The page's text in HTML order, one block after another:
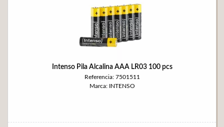
Intenso Pila Alcalina AAA LR03 100 pcs
Referencia: 7501511
Marca: INTENSO